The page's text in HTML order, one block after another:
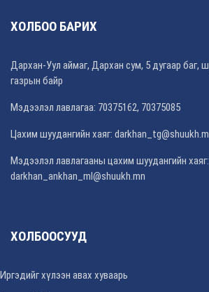
ХОЛБОО БАРИХ
Дархан-Уул аймаг, Дархан сум, 5 дугаар баг,
газрын байр
Мэдээлэл лавлагаа: 70375162, 70375085
Цахим шуудангийн хаяг:
Мэдээлэл лавлагааны цахим шуудангийн хаяг:
darkhan_ankhan_ml@shuukh.mn
ХОЛБООСУУД
Иргэдийг хүлээн авах хуваарь